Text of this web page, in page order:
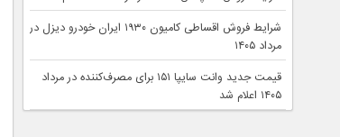
شرایط فروش اقساطی کامیون ۱۹۳۰ ایران خودرو دیزل در
مرداد ۱۴۰۵
قیمت جدید وانت سایپا ۱۵۱ برای مصرف‌کننده در مرداد
۱۴۰۵ اعلام شد